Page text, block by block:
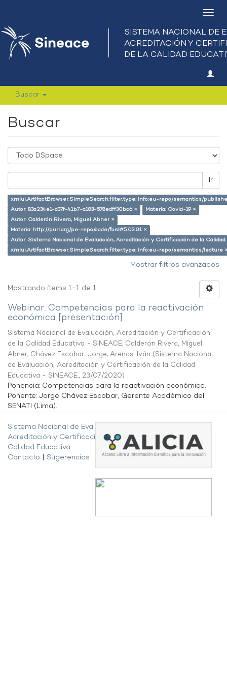
Buscar
Buscar
Ir
xmlui.ArtifactBrowser.SimpleSearch.filter.type: info:eu-repo/semantics/
Autor: 83a234e1-d37f-41b7-a183-578edff30bc6 ×
Materia: Covid-19 ×
Autor: Calderón Rivera, Miguel Abner ×
Materia: http://purl.org/pe-repo/ocde/ford#5.03.01 ×
Autor: Sistema Nacional de Evaluación, Acreditación y Certificación de la
xmlui.ArtifactBrowser.SimpleSearch.filter.type: info:eu-repo/semantics/lecture
Mostrar filtros avanzados
Mostrando ítems 1-1 de 1
Webinar: Competencias para la reactivación
económica [presentación]
Sistema Nacional de Evaluación, Acreditación y Certificación
de la Calidad Educativa - SINEACE; Calderón Rivera, Miguel
Abner; Chávez Escobar, Jorge; Arenas, Iván (Sistema Nacional
de Evaluación, Acreditación y Certificación de la Calidad
Educativa - SINEACE., 23/07/2020)
Ponencia: Competencias para la reactivación económica.
Ponente: Jorge Chávez Escobar, Gerente Académico del
SENATI (Lima).
Sistema Nacional de Evaluación,
Acreditación y Certificación de la
Calidad Educativa
Contacto
Sugerencias